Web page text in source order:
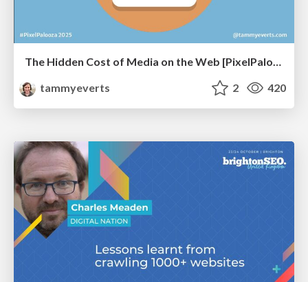
The Hidden Cost of Media on the Web [PixelPalooza 2025]
tammyeverts
2 420